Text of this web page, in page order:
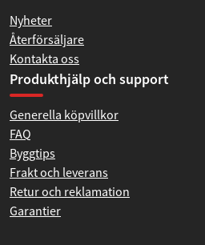
Nyheter
Återförsäljare
Kontakta oss
Produkthjälp och support
Generella köpvillkor
FAQ
Byggtips
Frakt och leverans
Retur och reklamation
Garantier